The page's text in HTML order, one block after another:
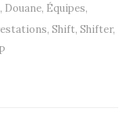
, Douane, Équipes,
, Shift, Shifter,